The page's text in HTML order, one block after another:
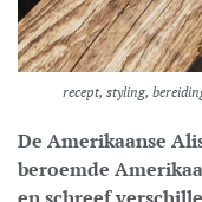
recept, styling,
De Amerikaanse
beroemde
en schreef